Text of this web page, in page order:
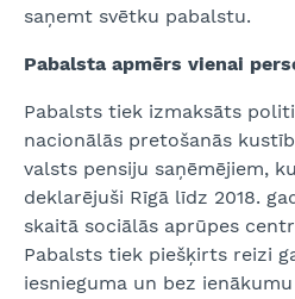
saņemt svētku pabalstu.
Pabalsta apmērs vienai
Pabalsts tiek izmaksāts
nacionālās pretošanās
valsts pensiju saņēmējiem,
deklarējuši Rīgā līdz 2018.
skaitā sociālās aprūpes
Pabalsts tiek piešķirts reizi
iesnieguma un bez